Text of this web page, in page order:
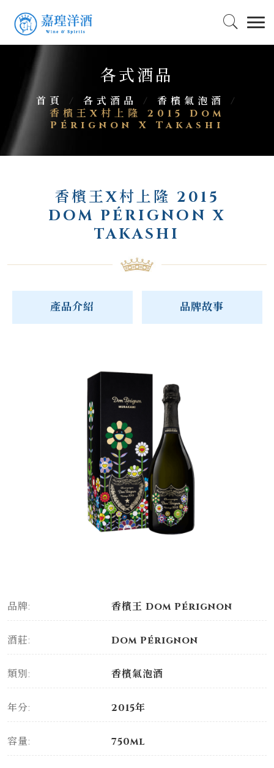
各式酒品
首頁 / 各式酒品 / 香檳氣泡酒
/
香檳王X村上隆 2015 Dom
Pérignon X Takashi
香檳王X村上隆 2015
DOM PÉRIGNON X
TAKASHI
產品介紹 品牌故事
品牌: 香檳王 Dom Pérignon
酒莊: Dom Pérignon
類別: 香檳氣泡酒
年分: 2015年
容量: 750ml